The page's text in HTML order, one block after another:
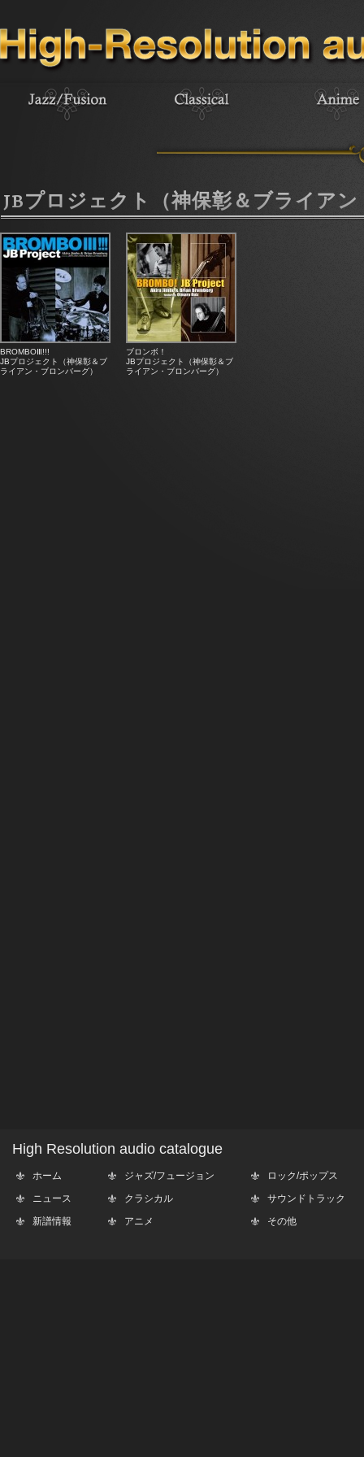
JBプロジェクト（神保彰＆ブライア
BROMBOⅢ!!!
JBプロジェクト（神保彰＆ブ
ライアン・ブロンバーグ）
ブロンボ！
JBプロジェクト（神保彰＆ブ
ライアン・ブロンバーグ）
High Resolution audio catalogue
ホーム
ニュース
新譜情報
ジャズ/フュージョン
クラシカル
アニメ
ロック/ポップス
サウンドトラック
その他